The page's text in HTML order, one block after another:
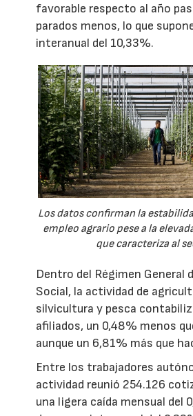
favorable respecto al año
parados menos, lo que
interanual del 10,33%.
Los datos confirman la
empleo agrario pese a la
que caracteriza al
Dentro del Régimen General
Social, la actividad de
silvicultura y pesca
afiliados, un 0,48% menos
aunque un 6,81% más que
Entre los trabajadores
actividad reunió 254.126
una ligera caída mensual del